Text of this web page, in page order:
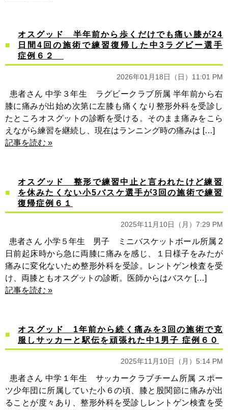
オスグッド 半年前から歩くだけでも痛い膝が24
日間4回の施術で練習復帰した中3ラグビー選手
症例６２
2026年01月18日（日）11:01 PM
患者さん 中学３年生 ラグビークラブ所属 半年前から右
膝に痛みが出始め次第に左膝も痛くなり整形外科を受診し
たところオスグットの診断を受ける。そのまま痛みをこら
えながら練習を継続し、現在はランニング時の痛みは […]
記事を読む »
オスグッド 整形で練習中止と言われたけど練習
を休みたくない小5バスケ選手が3回の施術で練習
復帰症例６１
2025年11月10日（月）7:29 PM
患者さん 小学５年生 男子 ミニバスケットボール所属 2
日前起床時から急に両膝に痛みを感じ、１日様子をみたが
痛みに変化ないため整形外科を受診。レントゲン検査を受
け、両膝ともオスグットの診断。医師からはバスケ […]
記事を読む »
オスグッド 1年前から続く痛みを3回の施術で克
服しサッカーと駅伝を頑張れた中1男子 症例６０
2025年11月10日（月）5:14 PM
患者さん 中学１年生 サッカークラブチーム所属 スポー
ツ少年団に所属していた小６の頃、膝と股関節に痛みが出
ることが度々あり、整形外科を受診しレントゲン検査を受